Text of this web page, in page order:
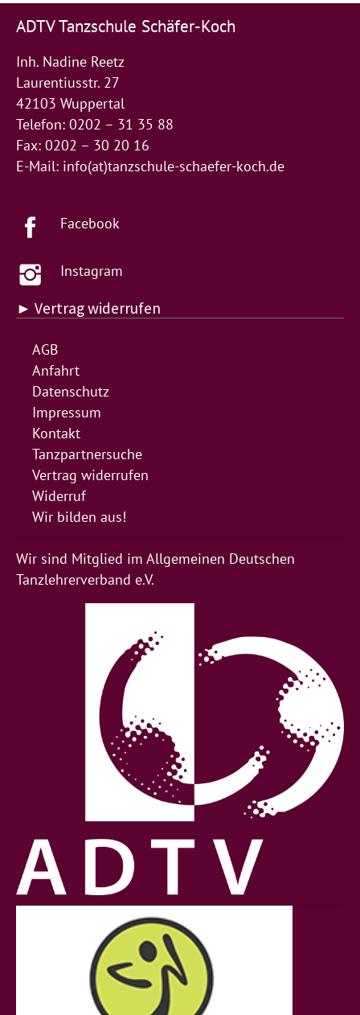
ADTV Tanzschule Schäfer-Koch
Inh. Nadine Reetz
Laurentiusstr. 27
42103 Wuppertal
Telefon: 0202 – 31 35 88
Fax: 0202 – 30 20 16
E-Mail: info(at)tanzschule-schaefer-koch.de
Facebook
Instagram
► Vertrag widerrufen
AGB
Anfahrt
Datenschutz
Impressum
Kontakt
Tanzpartnersuche
Vertrag widerrufen
Widerruf
Wir bilden aus!
Wir sind Mitglied im Allgemeinen Deutschen
Tanzlehrerverband e.V.